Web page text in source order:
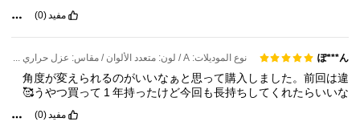
مفيد(0)
ぽ***ん نوع الموديلات: A / لون: متعدد الألوان / مقاس: عزل حراري مُحسّن بنسبة 95% [مقبض مرن] - فضي تيتانيوم
角度が変えられるのがいいなぁと思って購入しました。前回は違
うやつ買って 1 年持ったけど今回も長持ちしてくれたらいいな🥰
مفيد(0)